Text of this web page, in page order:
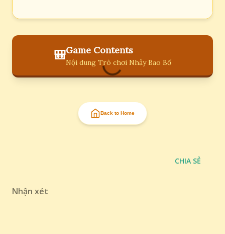
🎒Game Contents
Nội dung Trò chơi Nhảy Bao Bố
Back to Home
CHIA SẺ
Nhận xét